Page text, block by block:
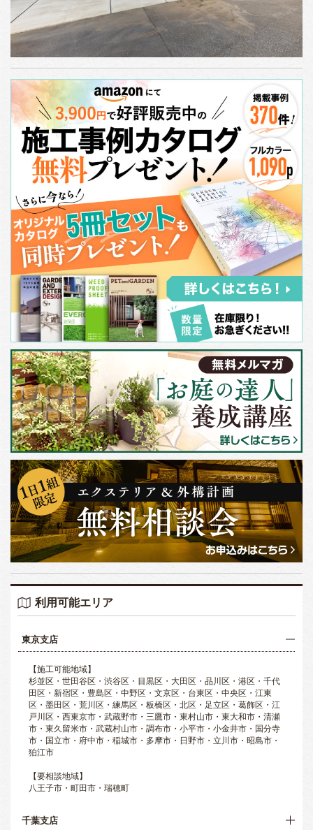
利用可能エリア
東京支店
【施工可能地域】
杉並区・世田谷区・渋谷区・目黒区・大田区・品川区・港区・千代
田区・新宿区・豊島区・中野区・文京区・台東区・中央区・江東
区・墨田区・荒川区・練馬区・板橋区・北区・足立区・葛飾区・江
戸川区・西東京市・武蔵野市・三鷹市・東村山市・東大和市・清瀬
市・東久留米市・武蔵村山市・調布市・小平市・小金井市・国分寺
市・国立市・府中市・稲城市・多摩市・日野市・立川市・昭島市・
狛江市
【要相談地域】
八王子市・町田市・瑞穂町
千葉支店